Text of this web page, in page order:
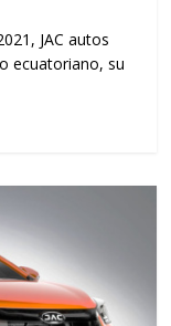
JAC autos
ecuatoriano, su